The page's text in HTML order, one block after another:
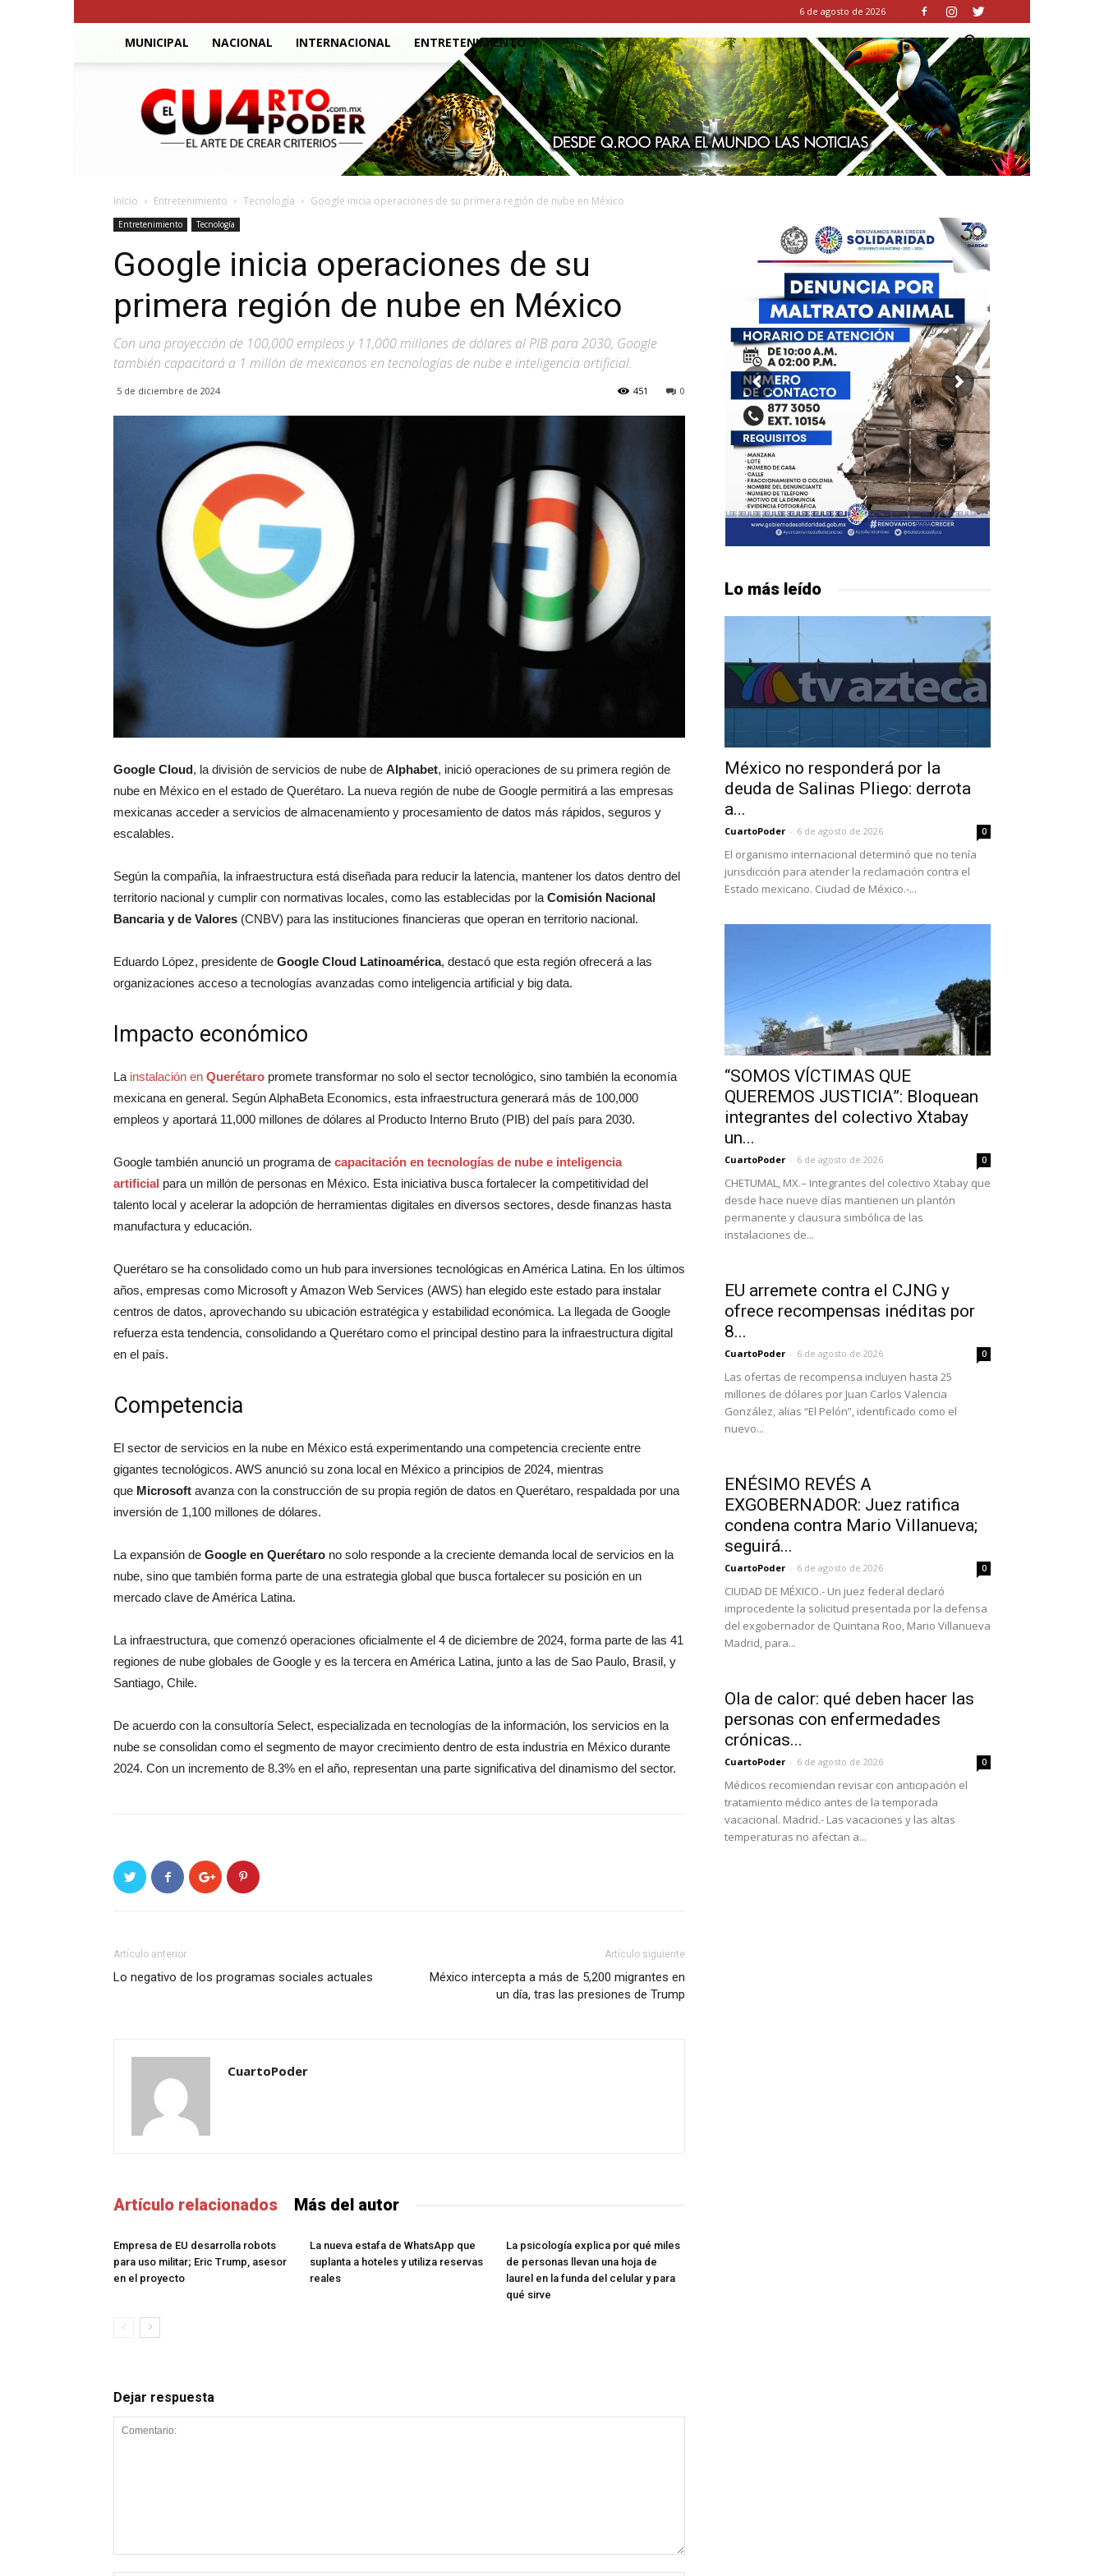
6 de agosto de 2026
MUNICIPAL NACIONAL INTERNACIONAL ENTRETENIMIENTO
El
Cuarto
Poder
Inicio Entretenimiento Tecnología Google inicia operaciones de su primera región de nube en México
Entretenimiento Tecnología
Google inicia operaciones de su
primera región de nube en México
Con una proyección de 100,000 empleos y 11,000 millones de dólares al PIB para 2030, Google
también capacitará a 1 millón de mexicanos en tecnologías de nube e inteligencia artificial.
5 de diciembre de 2024 0
451
Google Cloud, la división de servicios de nube de Alphabet, inició operaciones de su primera región de
nube en México en el estado de Querétaro. La nueva región de nube de Google permitirá a las empresas
mexicanas acceder a servicios de almacenamiento y procesamiento de datos más rápidos, seguros y
escalables.
Según la compañía, la infraestructura está diseñada para reducir la latencia, mantener los datos dentro del
territorio nacional y cumplir con normativas locales, como las establecidas por la Comisión Nacional
Bancaria y de Valores (CNBV) para las instituciones financieras que operan en territorio nacional.
Eduardo López, presidente de Google Cloud Latinoamérica, destacó que esta región ofrecerá a las
organizaciones acceso a tecnologías avanzadas como inteligencia artificial y big data.
Impacto económico
La instalación en Querétaro promete transformar no solo el sector tecnológico, sino también la economía
mexicana en general. Según AlphaBeta Economics, esta infraestructura generará más de 100,000
empleos y aportará 11,000 millones de dólares al Producto Interno Bruto (PIB) del país para 2030.
Google también anunció un programa de capacitación en tecnologías de nube e inteligencia
artificial para un millón de personas en México. Esta iniciativa busca fortalecer la competitividad del
talento local y acelerar la adopción de herramientas digitales en diversos sectores, desde finanzas hasta
manufactura y educación.
Querétaro se ha consolidado como un hub para inversiones tecnológicas en América Latina. En los últimos
años, empresas como Microsoft y Amazon Web Services (AWS) han elegido este estado para instalar
centros de datos, aprovechando su ubicación estratégica y estabilidad económica. La llegada de Google
refuerza esta tendencia, consolidando a Querétaro como el principal destino para la infraestructura digital
en el país.
Competencia
El sector de servicios en la nube en México está experimentando una competencia creciente entre
gigantes tecnológicos. AWS anunció su zona local en México a principios de 2024, mientras
que Microsoft avanza con la construcción de su propia región de datos en Querétaro, respaldada por una
inversión de 1,100 millones de dólares.
La expansión de Google en Querétaro no solo responde a la creciente demanda local de servicios en la
nube, sino que también forma parte de una estrategia global que busca fortalecer su posición en un
mercado clave de América Latina.
La infraestructura, que comenzó operaciones oficialmente el 4 de diciembre de 2024, forma parte de las 41
regiones de nube globales de Google y es la tercera en América Latina, junto a las de Sao Paulo, Brasil, y
Santiago, Chile.
De acuerdo con la consultoría Select, especializada en tecnologías de la información, los servicios en la
nube se consolidan como el segmento de mayor crecimiento dentro de esta industria en México durante
2024. Con un incremento de 8.3% en el año, representan una parte significativa del dinamismo del sector.
Artículo anterior
Lo negativo de los programas sociales actuales
Artículo siguiente
México intercepta a más de 5,200 migrantes en
un día, tras las presiones de Trump
CuartoPoder
Artículo relacionados Más del autor
Empresa de EU desarrolla robots
para uso militar; Eric Trump, asesor
en el proyecto
La nueva estafa de WhatsApp que
suplanta a hoteles y utiliza reservas
reales
La psicología explica por qué miles
de personas llevan una hoja de
laurel en la funda del celular y para
qué sirve
Dejar respuesta
Lo más leído
México no responderá por la
deuda de Salinas Pliego: derrota
a...
CuartoPoder - 6 de agosto de 2026 0
El organismo internacional determinó que no tenía
jurisdicción para atender la reclamación contra el
Estado mexicano. Ciudad de México.-...
“SOMOS VÍCTIMAS QUE
QUEREMOS JUSTICIA”: Bloquean
integrantes del colectivo Xtabay
un...
CuartoPoder - 6 de agosto de 2026 0
CHETUMAL, MX.– Integrantes del colectivo Xtabay que
desde hace nueve días mantienen un plantón
permanente y clausura simbólica de las
instalaciones de...
EU arremete contra el CJNG y
ofrece recompensas inéditas por
8...
CuartoPoder - 6 de agosto de 2026 0
Las ofertas de recompensa incluyen hasta 25
millones de dólares por Juan Carlos Valencia
González, alias “El Pelón”, identificado como el
nuevo...
ENÉSIMO REVÉS A
EXGOBERNADOR: Juez ratifica
condena contra Mario Villanueva;
seguirá...
CuartoPoder - 6 de agosto de 2026 0
CIUDAD DE MÉXICO.- Un juez federal declaró
improcedente la solicitud presentada por la defensa
del exgobernador de Quintana Roo, Mario Villanueva
Madrid, para...
Ola de calor: qué deben hacer las
personas con enfermedades
crónicas...
CuartoPoder - 6 de agosto de 2026 0
Médicos recomiendan revisar con anticipación el
tratamiento médico antes de la temporada
vacacional. Madrid.- Las vacaciones y las altas
temperaturas no afectan a...